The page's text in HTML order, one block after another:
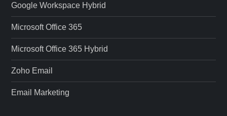
Google Workspace Hybrid
Microsoft Office 365
Microsoft Office 365 Hybrid
Zoho Email
Email Marketing